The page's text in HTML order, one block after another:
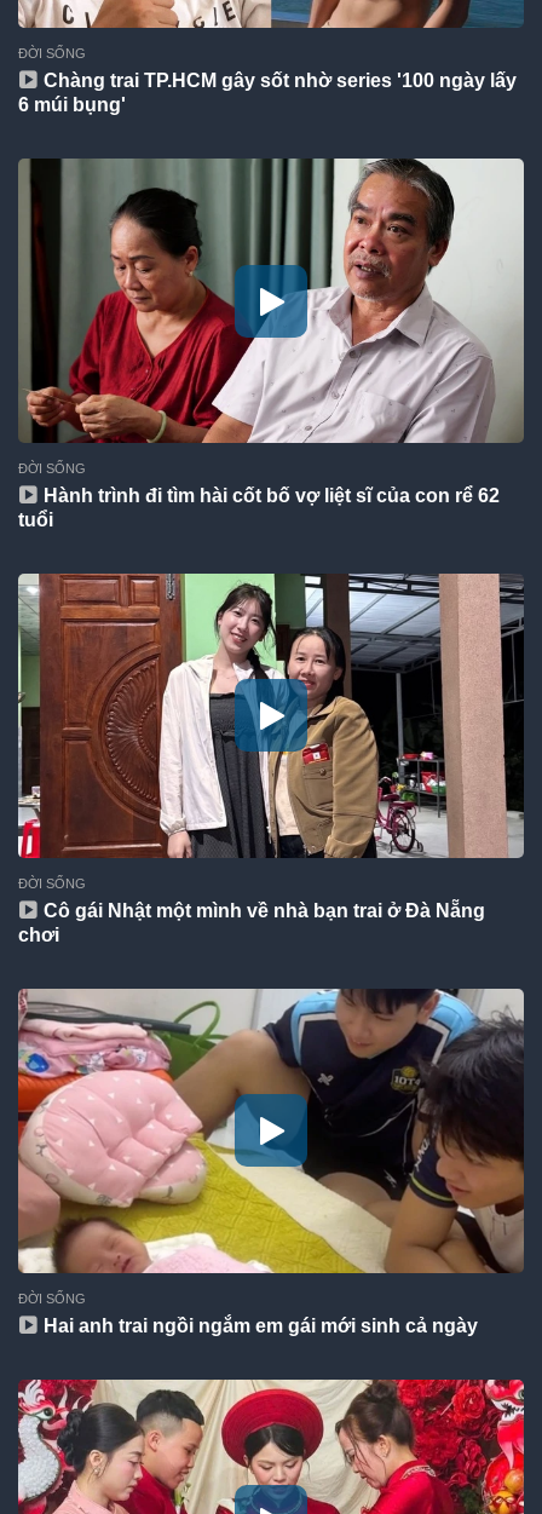
ĐỜI SỐNG
Chàng trai TP.HCM gây sốt nhờ series '100 ngày lấy
6 múi bụng'
ĐỜI SỐNG
Hành trình đi tìm hài cốt bố vợ liệt sĩ của con rể 62
tuổi
ĐỜI SỐNG
Cô gái Nhật một mình về nhà bạn trai ở Đà Nẵng
chơi
ĐỜI SỐNG
Hai anh trai ngồi ngắm em gái mới sinh cả ngày